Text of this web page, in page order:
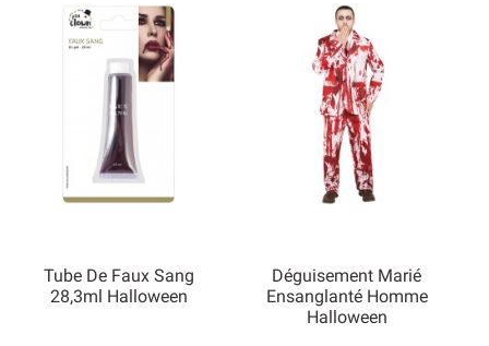
Tube De Faux Sang
28,3ml Halloween
Déguisement Marié
Ensanglanté Homme
Halloween